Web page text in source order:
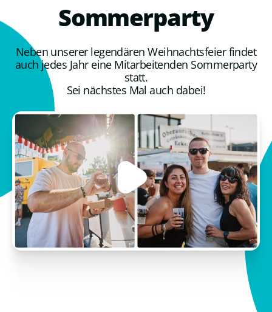
Sommerparty
Neben unserer legendären Weihnachtsfeier findet
auch jedes Jahr eine Mitarbeitenden Sommerparty
statt.
Sei nächstes Mal auch dabei!